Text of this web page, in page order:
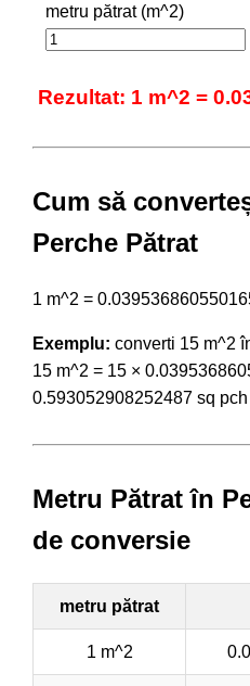
metru pătrat (m^2)
Rezultat: 1 m^2 =
Cum să
Perche Pătrat
1 m^2 =
Exemplu: converti 15 m^2
15 m^2 = 15 ×
0.593052908252487 sq pch
Metru Pătrat în
de conversie
metru pătrat
1 m^2